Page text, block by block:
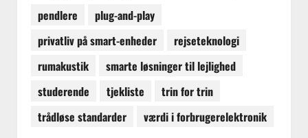
pendlere
plug-and-play
privatliv på smart-enheder
rejseteknologi
rumakustik
smarte løsninger til lejlighed
studerende
tjekliste
trin for trin
trådløse standarder
værdi i forbrugerelektronik